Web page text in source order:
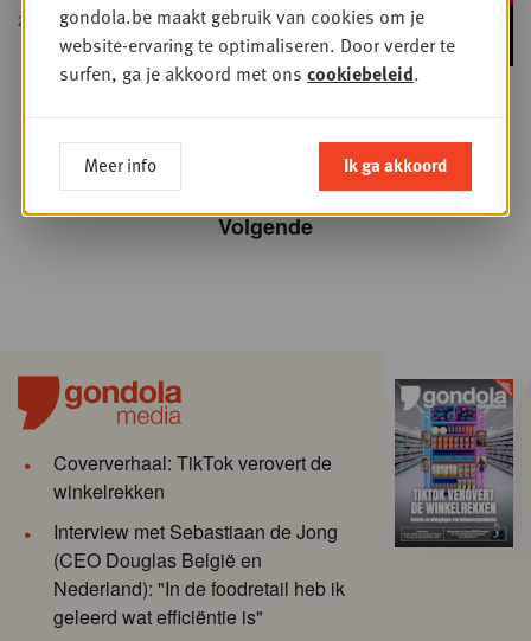
29 JUNI 2026• E-COMMERCE
2 3 7 8 9
Volgende
Coververhaal: TikTok verovert de
winkelrekken
Interview met Sebastiaan de Jong
(CEO Douglas België en
Nederland): "In de foodretail heb ik
geleerd wat efficiëntie is"
gondola.be maakt gebruik van cookies om je
website-ervaring te optimaliseren. Door verder te
surfen, ga je akkoord met ons cookiebeleid.
Meer info Ik ga akkoord